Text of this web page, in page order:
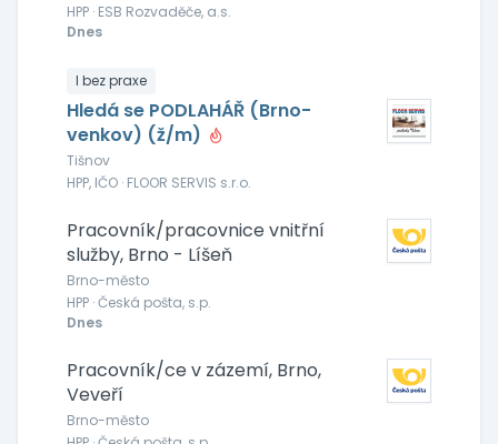
HPP · ESB Rozvaděče, a.s.
Dnes
I bez praxe
Hledá se PODLAHÁŘ (Brno-
venkov) (ž/m)
Tišnov
HPP, IČO · FLOOR SERVIS s.r.o.
Pracovník/pracovnice vnitřní
služby, Brno - Líšeň
Brno-město
HPP · Česká pošta, s.p.
Dnes
Pracovník/ce v zázemí, Brno,
Veveří
Brno-město